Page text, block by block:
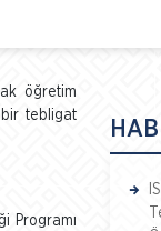
öğretim
bir tebligat
Programı